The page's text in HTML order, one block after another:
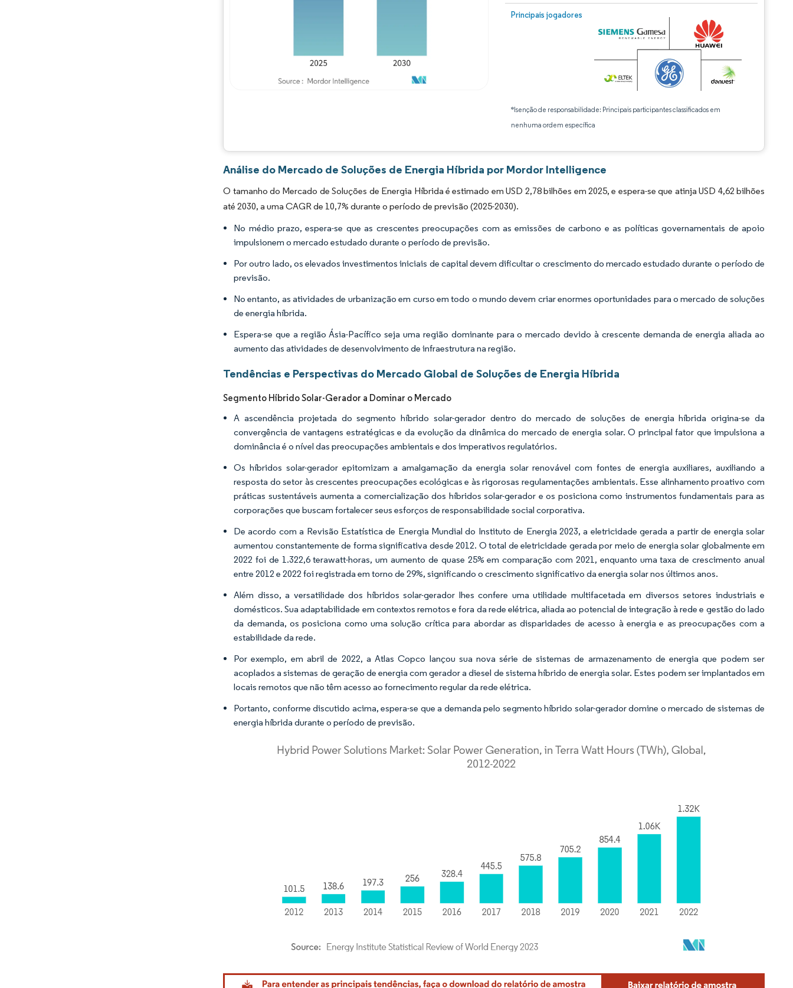
Principais jogadores
*Isenção de responsabilidade: Principais participantes classificados em
nenhuma ordem específica
Análise do Mercado de Soluções de Energia Híbrida por Mordor Intelligence
O tamanho do Mercado de Soluções de Energia Híbrida é estimado em USD 2,78 bilhões em 2025, e espera-se que atinja USD 4,62 bilhões
até 2030, a uma CAGR de 10,7% durante o período de previsão (2025-2030).
No médio prazo, espera-se que as crescentes preocupações com as emissões de carbono e as políticas governamentais de apoio
impulsionem o mercado estudado durante o período de previsão.
Por outro lado, os elevados investimentos iniciais de capital devem dificultar o crescimento do mercado estudado durante o período de
previsão.
No entanto, as atividades de urbanização em curso em todo o mundo devem criar enormes oportunidades para o mercado de soluções
de energia híbrida.
Espera-se que a região Ásia-Pacífico seja uma região dominante para o mercado devido à crescente demanda de energia aliada ao
aumento das atividades de desenvolvimento de infraestrutura na região.
Tendências e Perspectivas do Mercado Global de Soluções de Energia Híbrida
Segmento Híbrido Solar-Gerador a Dominar o Mercado
A ascendência projetada do segmento híbrido solar-gerador dentro do mercado de soluções de energia híbrida origina-se da
convergência de vantagens estratégicas e da evolução da dinâmica do mercado de energia solar. O principal fator que impulsiona a
dominância é o nível das preocupações ambientais e dos imperativos regulatórios.
Os híbridos solar-gerador epitomizam a amalgamação da energia solar renovável com fontes de energia auxiliares, auxiliando a
resposta do setor às crescentes preocupações ecológicas e às rigorosas regulamentações ambientais. Esse alinhamento proativo com
práticas sustentáveis aumenta a comercialização dos híbridos solar-gerador e os posiciona como instrumentos fundamentais para as
corporações que buscam fortalecer seus esforços de responsabilidade social corporativa.
De acordo com a Revisão Estatística de Energia Mundial do Instituto de Energia 2023, a eletricidade gerada a partir de energia solar
aumentou constantemente de forma significativa desde 2012. O total de eletricidade gerada por meio de energia solar globalmente em
2022 foi de 1.322,6 terawatt-horas, um aumento de quase 25% em comparação com 2021, enquanto uma taxa de crescimento anual
entre 2012 e 2022 foi registrada em torno de 29%, significando o crescimento significativo da energia solar nos últimos anos.
Além disso, a versatilidade dos híbridos solar-gerador lhes confere uma utilidade multifacetada em diversos setores industriais e
domésticos. Sua adaptabilidade em contextos remotos e fora da rede elétrica, aliada ao potencial de integração à rede e gestão do lado
da demanda, os posiciona como uma solução crítica para abordar as disparidades de acesso à energia e as preocupações com a
estabilidade da rede.
Por exemplo, em abril de 2022, a Atlas Copco lançou sua nova série de sistemas de armazenamento de energia que podem ser
acoplados a sistemas de geração de energia com gerador a diesel de sistema híbrido de energia solar. Estes podem ser implantados em
locais remotos que não têm acesso ao fornecimento regular da rede elétrica.
Portanto, conforme discutido acima, espera-se que a demanda pelo segmento híbrido solar-gerador domine o mercado de sistemas de
energia híbrida durante o período de previsão.
Imagem © Mordor Intelligence. O reuso requer atribuição conforme CC BY 4.0.